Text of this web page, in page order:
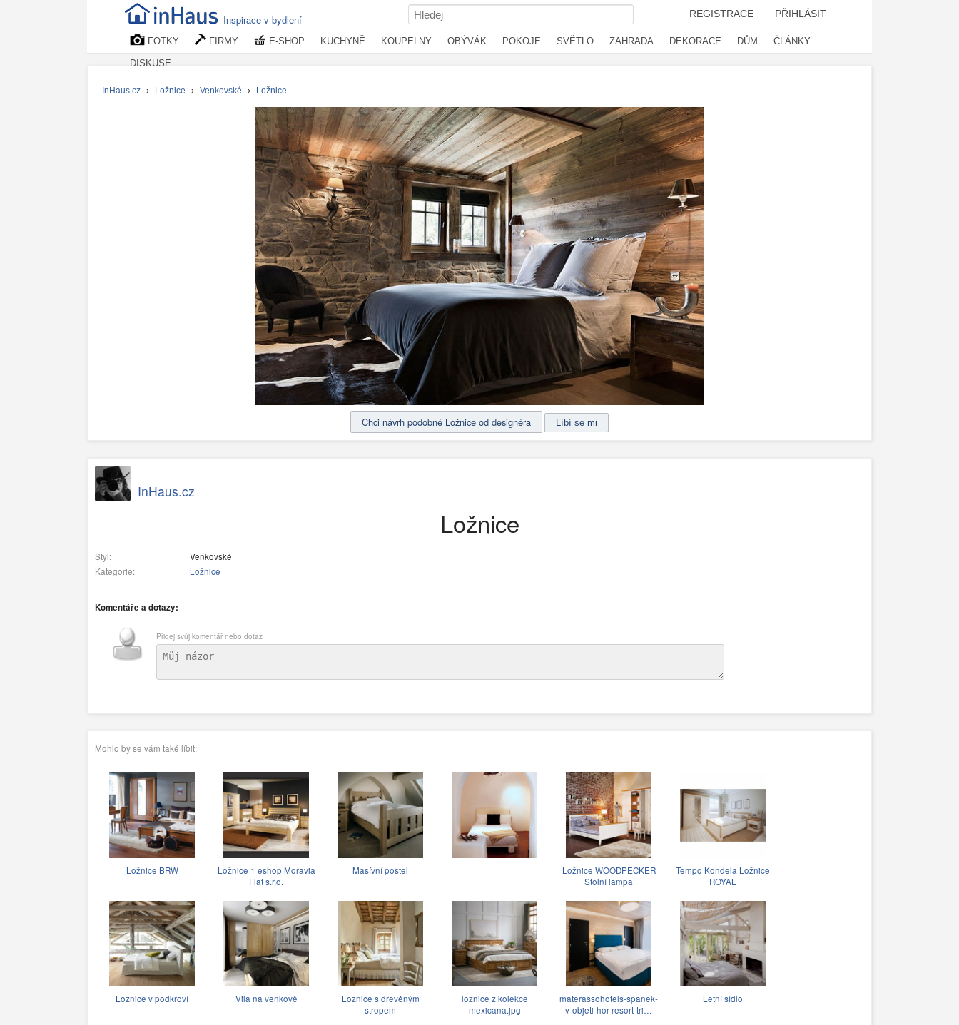
Inspirace v bydlení REGISTRACE PŘIHLÁSIT
FOTKY FIRMY E-SHOP KUCHYNĚ KOUPELNY OBÝVÁK POKOJE SVĚTLO ZAHRADA DEKORACE DŮM ČLÁNKY
DISKUSE
InHaus.cz › Ložnice › Venkovské › Ložnice
Chci návrh podobné Ložnice od designéra
InHaus.cz
Ložnice
Styl:
Venkovské
Kategorie:
Ložnice
Komentáře a dotazy:
Přidej svůj komentář nebo dotaz
Mohlo by se vám také líbit:
Ložnice BRW
Ložnice 1 eshop Moravia
Flat s.r.o.
Masívní postel
Ložnice WOODPECKER
Stolní lampa
Tempo Kondela Ložnice
ROYAL
Ložnice v podkroví Vila na venkově
Ložnice s dřevěným
stropem
ložnice z kolekce
mexicana.jpg
materassohotels-spanek-
v-objeti-hor-resort-tri…
Letní sídlo